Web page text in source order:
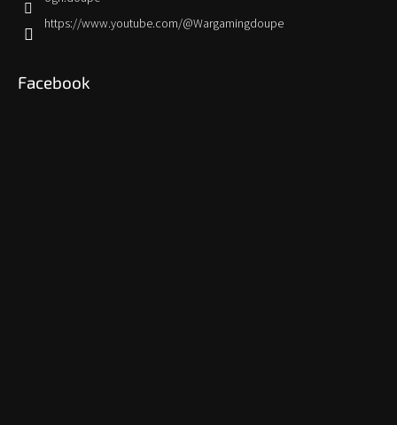
https://www.youtube.com/@Wargamingdoupe
Facebook